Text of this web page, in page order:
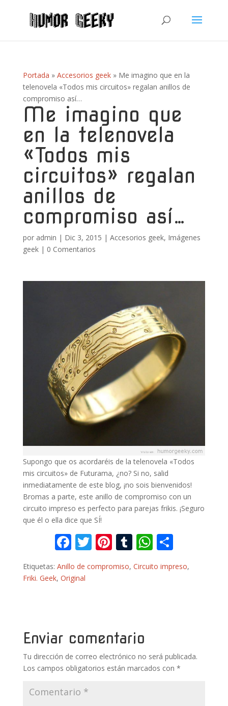
Portada » Accesorios geek» Me imagino que en la
telenovela «Todos mis circuitos» regalan anillos de
compromiso así…
Me imagino que
en la telenovela
«Todos mis
circuitos» regalan
anillos de
compromiso así…
por admin | Dic 3, 2015 | Accesorios geek, Imágenes
geek| 0 Comentarios
Supongo que os acordaréis de la telenovela «Todos
mis circuitos» de Futurama, ¿no? Si no, salid
inmediatamente de este blog, ¡no sois bienvenidos!
Bromas a parte, este anillo de compromiso con un
circuito impreso es perfecto para parejas frikis. ¡Seguro
que él o ella dice que SÍ!
F
ac
e
k
T
itt
Pi
nt
er
T
u
m
W
h
at m
Etiquetas: Anillo de compromiso, Circuito impreso,
Friki. Geek, Original
Enviar comentario
Tu dirección de correo electrónico no será publicada.
Los campos obligatorios están marcados con *